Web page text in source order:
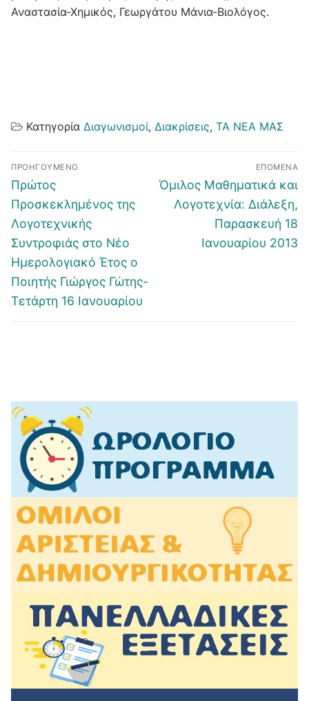
Αναστασία-Χημικός, Γεωργάτου Μάνια-Βιολόγος.
Κατηγορία Διαγωνισμοί, Διακρίσεις, ΤΑ ΝΕΑ ΜΑΣ
Πλοήγηση
άρθρων
ΠΡΟΗΓΟΎΜΕΝΟ
Προηγούμενο
άρθρο:
Πρώτος
Προσκεκλημένος της
Λογοτεχνικής
Συντροφιάς στο Νέο
Ημερολογιακό Έτος ο
Ποιητής Γιώργος Γώτης-
Τετάρτη 16 Ιανουαρίου
ΕΠΌΜΕΝΑ
Επόμενο
άρθρο:
Όμιλος Μαθηματικά και
Λογοτεχνία: Διάλεξη,
Παρασκευή 18
Ιανουαρίου 2013